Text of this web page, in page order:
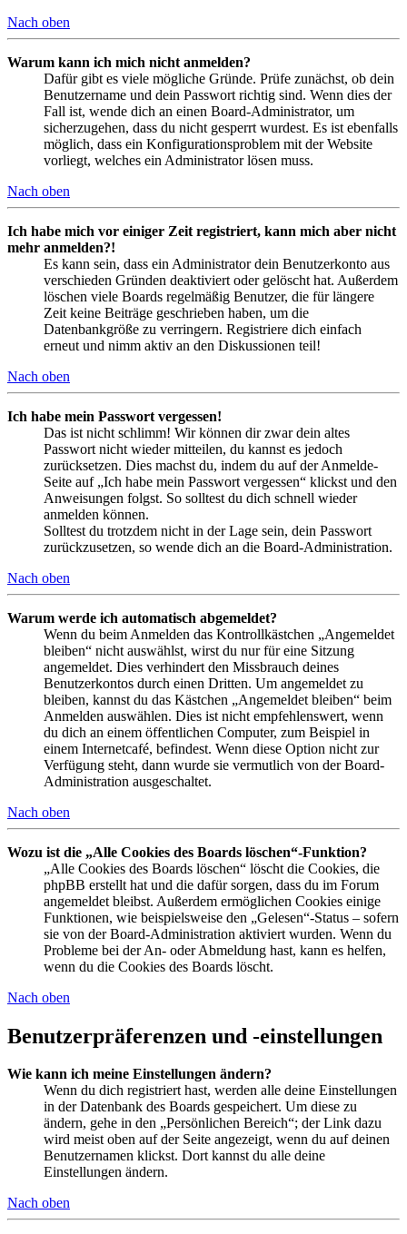
Nach oben
Warum kann ich mich nicht anmelden?
Dafür gibt es viele mögliche Gründe. Prüfe zunächst, ob dein
Benutzername und dein Passwort richtig sind. Wenn dies der
Fall ist, wende dich an einen Board-Administrator, um
sicherzugehen, dass du nicht gesperrt wurdest. Es ist ebenfalls
möglich, dass ein Konfigurationsproblem mit der Website
vorliegt, welches ein Administrator lösen muss.
Nach oben
Ich habe mich vor einiger Zeit registriert, kann mich aber nicht
mehr anmelden?!
Es kann sein, dass ein Administrator dein Benutzerkonto aus
verschieden Gründen deaktiviert oder gelöscht hat. Außerdem
löschen viele Boards regelmäßig Benutzer, die für längere
Zeit keine Beiträge geschrieben haben, um die
Datenbankgröße zu verringern. Registriere dich einfach
erneut und nimm aktiv an den Diskussionen teil!
Nach oben
Ich habe mein Passwort vergessen!
Das ist nicht schlimm! Wir können dir zwar dein altes
Passwort nicht wieder mitteilen, du kannst es jedoch
zurücksetzen. Dies machst du, indem du auf der Anmelde-
Seite auf „Ich habe mein Passwort vergessen“ klickst und den
Anweisungen folgst. So solltest du dich schnell wieder
anmelden können.
Solltest du trotzdem nicht in der Lage sein, dein Passwort
zurückzusetzen, so wende dich an die Board-Administration.
Nach oben
Warum werde ich automatisch abgemeldet?
Wenn du beim Anmelden das Kontrollkästchen „Angemeldet
bleiben“ nicht auswählst, wirst du nur für eine Sitzung
angemeldet. Dies verhindert den Missbrauch deines
Benutzerkontos durch einen Dritten. Um angemeldet zu
bleiben, kannst du das Kästchen „Angemeldet bleiben“ beim
Anmelden auswählen. Dies ist nicht empfehlenswert, wenn
du dich an einem öffentlichen Computer, zum Beispiel in
einem Internetcafé, befindest. Wenn diese Option nicht zur
Verfügung steht, dann wurde sie vermutlich von der Board-
Administration ausgeschaltet.
Nach oben
Wozu ist die „Alle Cookies des Boards löschen“-Funktion?
„Alle Cookies des Boards löschen“ löscht die Cookies, die
phpBB erstellt hat und die dafür sorgen, dass du im Forum
angemeldet bleibst. Außerdem ermöglichen Cookies einige
Funktionen, wie beispielsweise den „Gelesen“-Status – sofern
sie von der Board-Administration aktiviert wurden. Wenn du
Probleme bei der An- oder Abmeldung hast, kann es helfen,
wenn du die Cookies des Boards löscht.
Nach oben
Benutzerpräferenzen und -einstellungen
Wie kann ich meine Einstellungen ändern?
Wenn du dich registriert hast, werden alle deine Einstellungen
in der Datenbank des Boards gespeichert. Um diese zu
ändern, gehe in den „Persönlichen Bereich“; der Link dazu
wird meist oben auf der Seite angezeigt, wenn du auf deinen
Benutzernamen klickst. Dort kannst du alle deine
Einstellungen ändern.
Nach oben